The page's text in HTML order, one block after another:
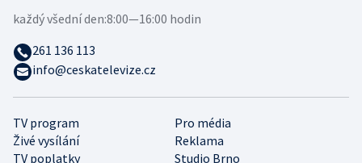
TV program
Pro média
Živé vysílání
Reklama
TV poplatky
Studio Brno
každý všední den:8:00—16:00 hodin
261 136 113
info@ceskatelevize.cz